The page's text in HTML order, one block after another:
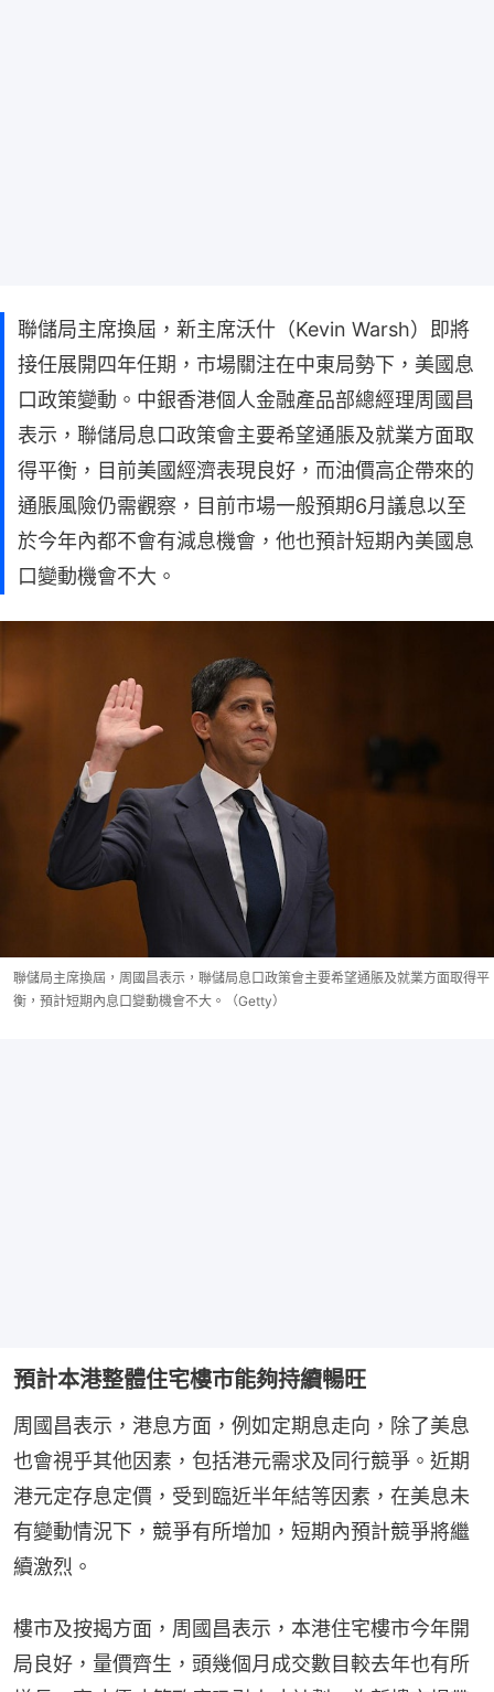
聯儲局主席換屆，新主席沃什（Kevin Warsh）即將
接任展開四年任期，市場關注在中東局勢下，美國息
口政策變動。中銀香港個人金融產品部總經理周國昌
表示，聯儲局息口政策會主要希望通脹及就業方面取
得平衡，目前美國經濟表現良好，而油價高企帶來的
通脹風險仍需觀察，目前市場一般預期6月議息以至
於今年內都不會有減息機會，他也預計短期內美國息
口變動機會不大。
聯儲局主席換屆，周國昌表示，聯儲局息口政策會主要希望通脹及就業方面取得平
衡，預計短期內息口變動機會不大。（Getty）
預計本港整體住宅樓市能夠持續暢旺
周國昌表示，港息方面，例如定期息走向，除了美息
也會視乎其他因素，包括港元需求及同行競爭。近期
港元定存息定價，受到臨近半年結等因素，在美息未
有變動情況下，競爭有所增加，短期內預計競爭將繼
續激烈。
樓市及按揭方面，周國昌表示，本港住宅樓市今年開
局良好，量價齊生，頭幾個月成交數目較去年也有所